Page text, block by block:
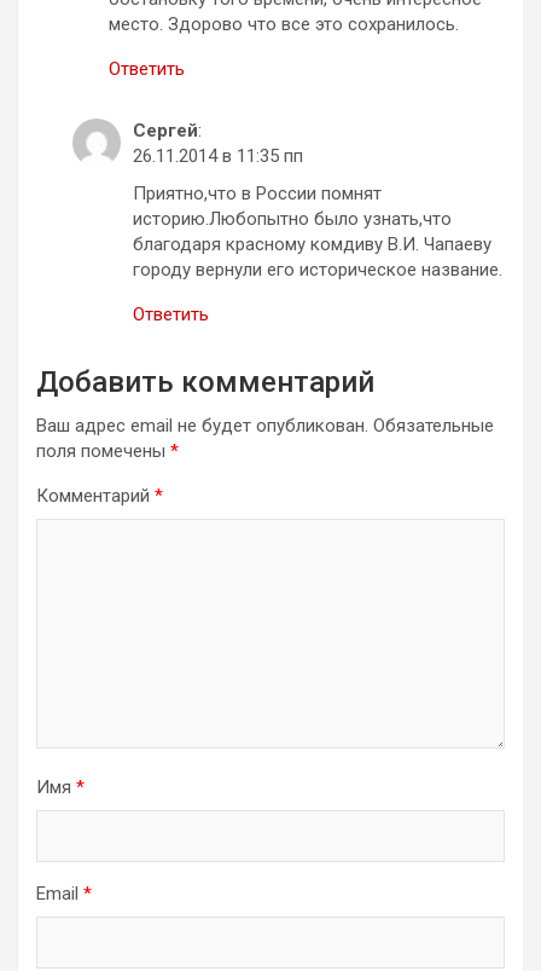
место. Здорово что все это сохранилось.
Ответить
Сергей:
26.11.2014 в 11:35 пп
Приятно,что в России помнят
историю.Любопытно было узнать,что
благодаря красному комдиву В.И. Чапаеву
городу вернули его историческое название.
Ответить
Добавить комментарий
Ваш адрес email не будет опубликован. Обязательные
поля помечены *
Комментарий *
Имя *
Email *